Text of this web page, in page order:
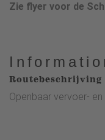
Zie flyer voor de
Routebeschrijving
Openbaar vervoer-